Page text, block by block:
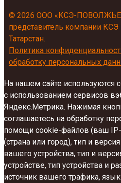
© 2026 ООО «КСЭ-
представитель компании КСЭ
Татарстан.
Политика
обработку персональных
На нашем сайте используются
с использованием сервисов
Яндекс.Метрика. Нажимая
соглашаетесь на обработку
помощи cookie-файлов (ваш
(страна или город), тип и
вашего устройства, тип и
устройстве, тип устройства и
источник вашего трафика,